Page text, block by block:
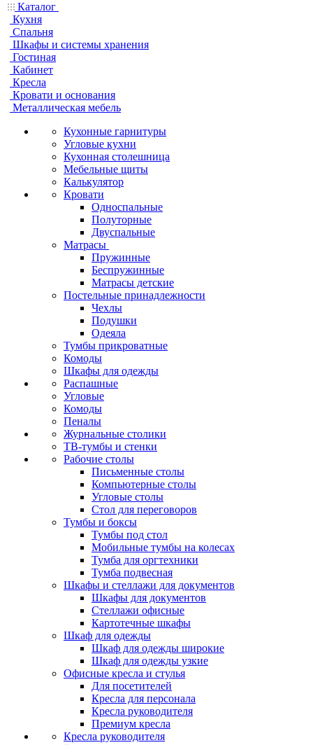
Каталог
Кухня
Спальня
Шкафы и системы хранения
Гостиная
Кабинет
Кресла
Кровати и основания
Металлическая мебель
Кухонные гарнитуры
Угловые кухни
Кухонная столешница
Мебельные щиты
Калькулятор
Кровати
Односпальные
Полуторные
Двуспальные
Матрасы
Пружинные
Беспружинные
Матрасы детские
Постельные принадлежности
Чехлы
Подушки
Одеяла
Тумбы прикроватные
Комоды
Шкафы для одежды
Распашные
Угловые
Комоды
Пеналы
Журнальные столики
ТВ‑тумбы и стенки
Рабочие столы
Письменные столы
Компьютерные столы
Угловые столы
Стол для переговоров
Тумбы и боксы
Тумбы под стол
Мобильные тумбы на колесах
Тумба для оргтехники
Тумба подвесная
Шкафы и стеллажи для документов
Шкафы для документов
Стеллажи офисные
Картотечные шкафы
Шкаф для одежды
Шкаф для одежды широкие
Шкаф для одежды узкие
Офисные кресла и стулья
Для посетителей
Кресла для персонала
Кресла руководителя
Премиум кресла
Кресла руководителя